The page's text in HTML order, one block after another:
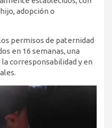
adopción o
permisos de paternidad
en 16 semanas, una
corresponsabilidad y en